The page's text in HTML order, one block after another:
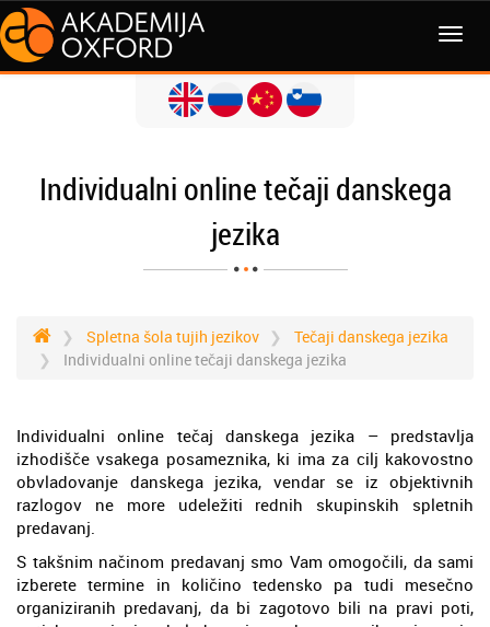
MENI
Individualni online tečaji danskega
jezika
Spletna šola tujih jezikov
Tečaji danskega jezika
Individualni online tečaji danskega jezika
Individualni online tečaj danskega jezika – predstavlja
izhodišče vsakega posameznika, ki ima za cilj kakovostno
obvladovanje danskega jezika, vendar se iz objektivnih
razlogov ne more udeležiti rednih skupinskih spletnih
predavanj.
S takšnim načinom predavanj smo Vam omogočili, da sami
izberete termine in količino tedensko pa tudi mesečno
organiziranih predavanj, da bi zagotovo bili na pravi poti,